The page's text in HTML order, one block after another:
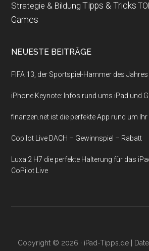
Strategie & Bildung Tipps & Tricks
Games
NEUESTE BEITRÄGE
FIFA 13, der Sportspiel-Hammer des Jahres
iPhone Keynote: Infos rund ums iPad und
finanzen.net ist die perfekte App rund um
Copilot Live DACH – Gewinnspiel – Rabatt
Luxa 2 H7 die perfekte Halterung für das
CoPilot Live
Copyright © 2026 · iPad-Tipps.de|